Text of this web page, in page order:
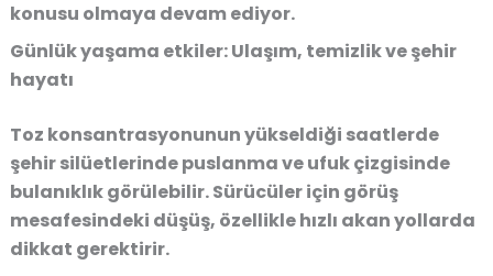
konusu olmaya devam ediyor.
Günlük yaşama etkiler: Ulaşım, temizlik ve şehir
hayatı
Toz konsantrasyonunun yükseldiği saatlerde
şehir silüetlerinde puslanma ve ufuk çizgisinde
bulanıklık görülebilir. Sürücüler için görüş
mesafesindeki düşüş, özellikle hızlı akan yollarda
dikkat gerektirir.